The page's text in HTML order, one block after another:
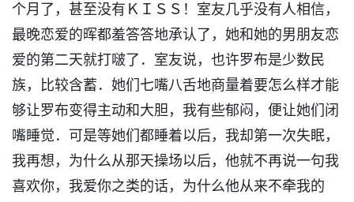
个月了，甚至没有ＫＩＳＳ！室友几乎没有人相信，
最晚恋爱的晖都羞答答地承认了，她和她的男朋友恋
爱的第二天就打啵了．室友说，也许罗布是少数民
族，比较含蓄．她们七嘴八舌地商量着要怎么样才能
够让罗布变得主动和大胆，我有些郁闷，便让她们闭
嘴睡觉．可是等她们都睡着以后，我却第一次失眠，
我再想，为什么从那天操场以后，他就不再说一句我
喜欢你，我爱你之类的话，为什么他从来不牵我的